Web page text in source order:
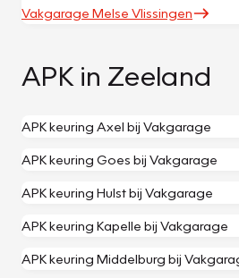
Vakgarage Melse Vlissingen
APK in Zeeland
APK keuring Axel bij Vakgarage
APK keuring Goes bij Vakgarage
APK keuring Hulst bij Vakgarage
APK keuring Kapelle bij Vakgarage
APK keuring Middelburg bij